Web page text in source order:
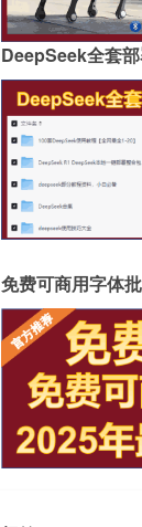
DeepSeek全套
免费可商用字体